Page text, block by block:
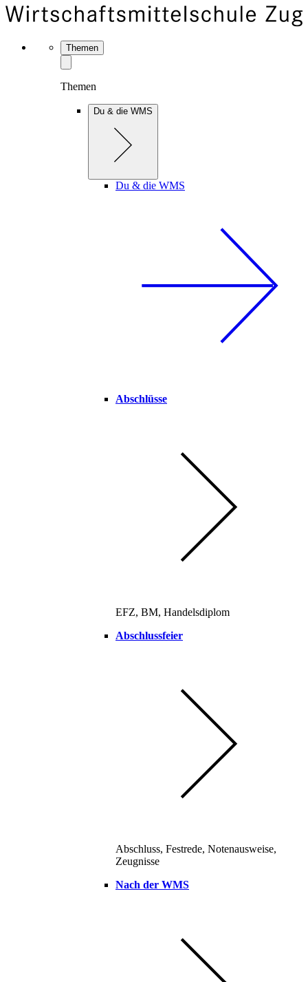
Themen
Themen
Du & die WMS
Du & die WMS
Abschlüsse
EFZ, BM, Handelsdiplom
Abschlussfeier
Abschluss, Festrede, Notenausweise,
Zeugnisse
Nach der WMS